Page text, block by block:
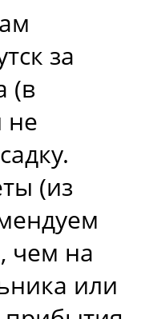
за
(в
не
(из
чем на
или